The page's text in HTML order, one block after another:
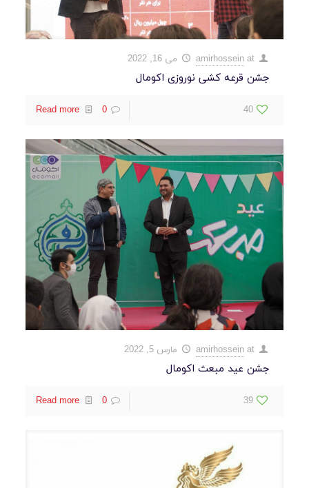
amirhossein at می 16, 2022
جشن قرعه کشی نوروزی اکومال
40
0
Read more
amirhossein at مارس 5, 2022
جشن عید مبعث اکومال
39
0
Read more